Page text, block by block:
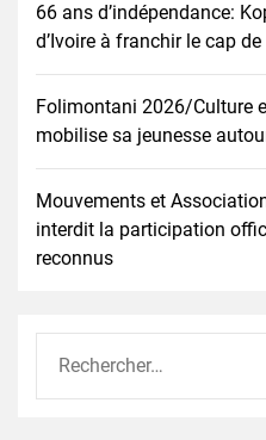
66 ans d’indépendance:
d’Ivoire à franchir le cap
Folimontani 2026/Culture
mobilise sa jeunesse
Mouvements et
interdit la participation
reconnus